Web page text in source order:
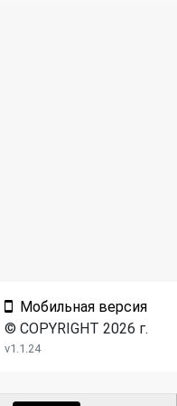
Мобильная версия
© COPYRIGHT 2026 г.
v1.1.24